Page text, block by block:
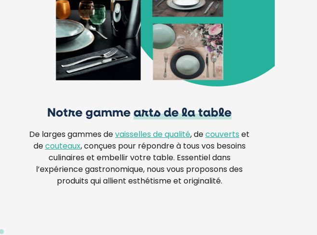
Notre gamme arts de la table
De larges gammes de vaisselles de qualité, de couverts et
de couteaux, conçues pour répondre à tous vos besoins
culinaires et embellir votre table. Essentiel dans
l’expérience gastronomique, nous vous proposons des
produits qui allient esthétisme et originalité.